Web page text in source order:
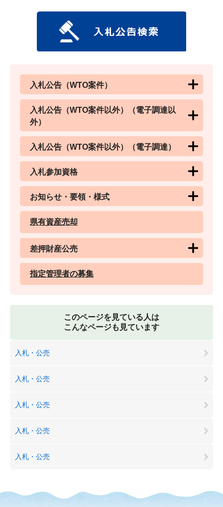
入札公告（WTO案件）
入札公告（WTO案件以外）（電子調達以
外）
入札公告（WTO案件以外）（電子調達）
入札参加資格
お知らせ・要領・様式
県有資産売却
差押財産公売
指定管理者の募集
このページを見ている人は
こんなページも見ています
入札・公売
入札・公売
入札・公売
入札・公売
入札・公売